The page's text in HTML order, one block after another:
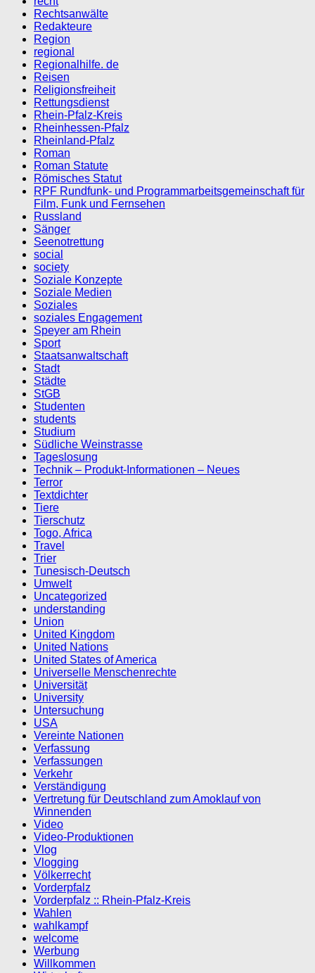
Rechtsanwälte
Redakteure
Region
regional
Regionalhilfe. de
Reisen
Religionsfreiheit
Rettungsdienst
Rhein-Pfalz-Kreis
Rheinhessen-Pfalz
Rheinland-Pfalz
Roman
Roman Statute
Römisches Statut
RPF Rundfunk- und Programmarbeitsgemeinschaft für
Film, Funk und Fernsehen
Russland
Sänger
Seenotrettung
social
society
Soziale Konzepte
Soziale Medien
Soziales
soziales Engagement
Speyer am Rhein
Sport
Staatsanwaltschaft
Stadt
Städte
StGB
Studenten
students
Studium
Südliche Weinstrasse
Tageslosung
Technik – Produkt-Informationen – Neues
Terror
Textdichter
Tiere
Tierschutz
Togo, Africa
Travel
Trier
Tunesisch-Deutsch
Umwelt
Uncategorized
understanding
Union
United Kingdom
United Nations
United States of America
Universelle Menschenrechte
Universität
University
Untersuchung
USA
Vereinte Nationen
Verfassung
Verfassungen
Verkehr
Verständigung
Vertretung für Deutschland zum Amoklauf von
Winnenden
Video
Video-Produktionen
Vlog
Vlogging
Völkerrecht
Vorderpfalz
Vorderpfalz :: Rhein-Pfalz-Kreis
Wahlen
wahlkampf
welcome
Werbung
Willkommen